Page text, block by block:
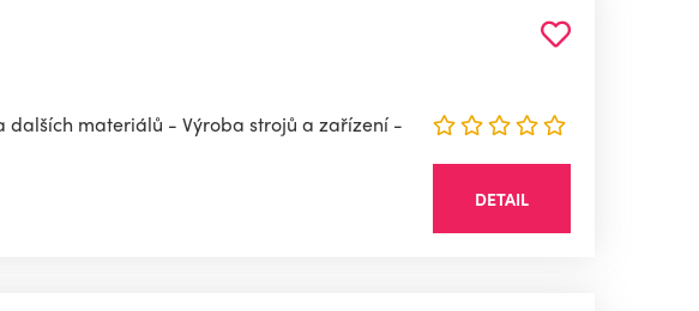
dalších materiálů - Výroba strojů a zařízení -
DETAIL